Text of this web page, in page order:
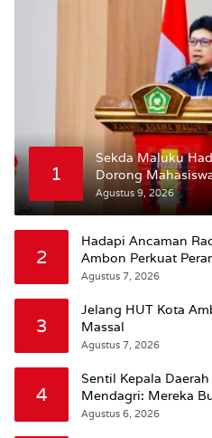
1
Sekda Maluku
Dorong
dan Mitra
Agustus 9, 2026
2
Hadapi Ancaman
Ambon Perkuat
Agustus 7, 2026
3
Jelang HUT Kota
Massal
Agustus 7, 2026
4
Sentil Kepala
Mendagri: Mereka
Agustus 6, 2026